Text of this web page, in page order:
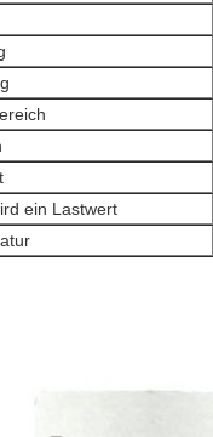
ein Lastwert